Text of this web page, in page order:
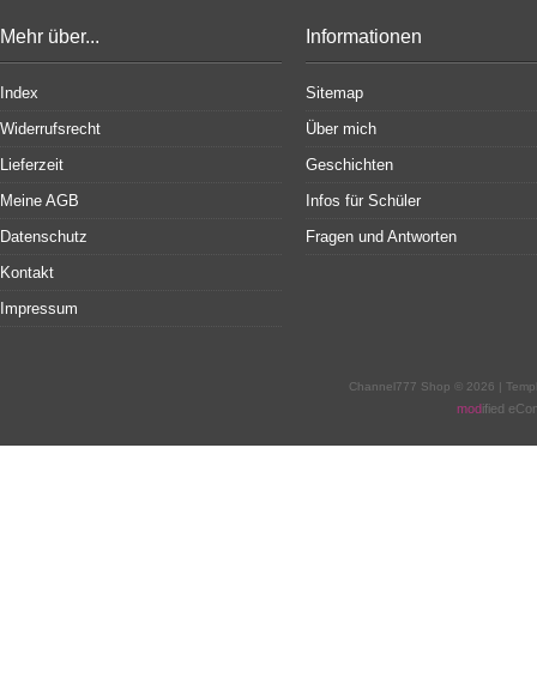
Mehr über...
Index
Widerrufsrecht
Lieferzeit
Meine AGB
Datenschutz
Kontakt
Impressum
Informationen
Sitemap
Über mich
Geschichten
Infos für Schüler
Fragen und Antworten
Channel777 Shop © 2026 |
modified